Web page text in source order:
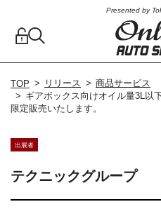
Presented by
TOP リリース
商品サービス
ギアボックス向けオイル量3L以
限定販売いたします。
出展者
テクニックグループ